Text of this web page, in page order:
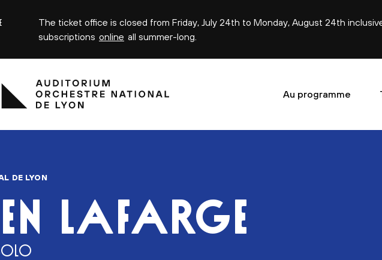
The ticket office is closed from Friday, July 24th to Monday, August 24th
subscriptions online all summer-long.
Au programme
DE LYON
LAFARGE